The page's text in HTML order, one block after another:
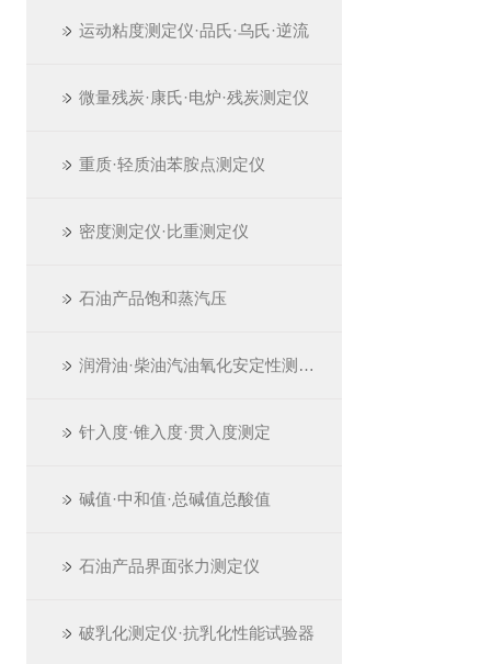
运动粘度测定仪·品氏·乌氏·逆流
微量残炭·康氏·电炉·残炭测定仪
重质·轻质油苯胺点测定仪
密度测定仪·比重测定仪
石油产品饱和蒸汽压
润滑油·柴油汽油氧化安定性测定仪
针入度·锥入度·贯入度测定
碱值·中和值·总碱值总酸值
石油产品界面张力测定仪
破乳化测定仪·抗乳化性能试验器